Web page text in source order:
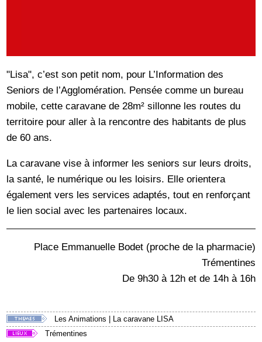
"Lisa", c’est son petit nom, pour L’Information des
Seniors de l’Agglomération. Pensée comme un bureau
mobile, cette caravane de 28m² sillonne les routes du
territoire pour aller à la rencontre des habitants de plus
de 60 ans.
La caravane vise à informer les seniors sur leurs droits,
la santé, le numérique ou les loisirs. Elle orientera
également vers les services adaptés, tout en renforçant
le lien social avec les partenaires locaux.
Place Emmanuelle Bodet (proche de la pharmacie)
Trémentines
De 9h30 à 12h et de 14h à 16h
Les Animations
La caravane LISA
Trémentines